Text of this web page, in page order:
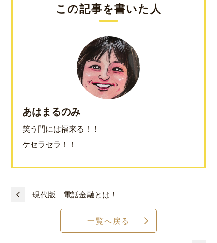
この記事を書いた人
あはまるのみ
笑う門には福来る！！
ケセラセラ！！
現代版 電話金融とは！
一覧へ戻る